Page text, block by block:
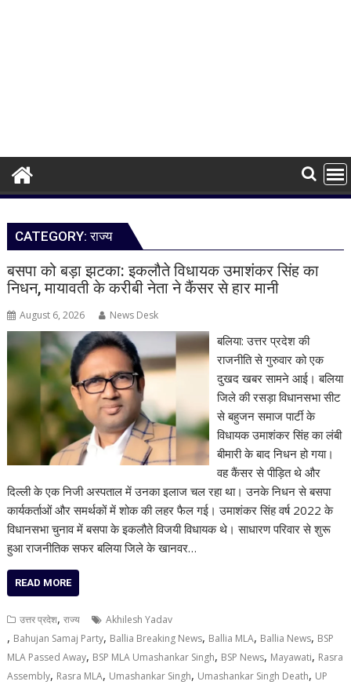
CATEGORY:राज्य
बसपा को बड़ा झटका: इकलौते विधायक उमाशंकर सिंह का
निधन, मायावती के करीबी नेता ने कैंसर से हार मानी
August 6, 2026 News Desk
बलिया: उत्तर प्रदेश की
राजनीति से गुरुवार को एक
दुखद खबर सामने आई। बलिया
जिले की रसड़ा विधानसभा सीट
से बहुजन समाज पार्टी के
विधायक उमाशंकर सिंह का लंबी
बीमारी के बाद निधन हो गया।
वह कैंसर से पीड़ित थे और
दिल्ली के एक निजी अस्पताल में उनका इलाज चल रहा था। उनके निधन से बसपा
कार्यकर्ताओं और समर्थकों में शोक की लहर फैल गई। उमाशंकर सिंह वर्ष 2022 के
विधानसभा चुनाव में बसपा के इकलौते विजयी विधायक थे। साधारण परिवार से शुरू
हुआ राजनीतिक सफर बलिया जिले के खानवर…
READ MORE
उत्तर प्रदेश,राज्य Akhilesh Yadav
, Bahujan Samaj Party, Ballia Breaking News, Ballia MLA, Ballia News, BSP
MLA Passed Away, BSP MLA Umashankar Singh, BSP News, Mayawati, Rasra
Assembly, Rasra MLA, Umashankar Singh, Umashankar Singh Death, UP